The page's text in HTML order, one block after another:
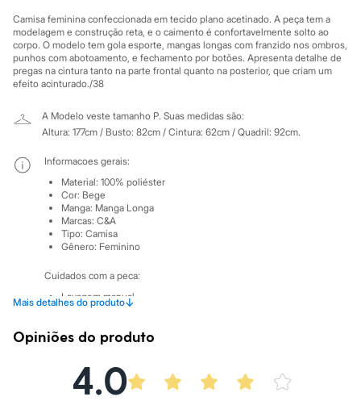
Clock House
Mindset
Sawary
Yessica
Moda esportiva
Acessórios
Calçados
Leggings
Tops
Moda íntima
Calcinhas
Cintas e Modeladores
Pijamas
Sutiãs e Tops
Biquínis
Maiôs
Saídas de praia
Plus size
Casacos e Jaquetas
Camisa feminina confeccionada em tecido plano acetinado. A peça tem a
modelagem e construção reta, e o caimento é confortavelmente solto ao
corpo. O modelo tem gola esporte, mangas longas com franzido nos ombros,
punhos com abotoamento, e fechamento por botões. Apresenta detalhe de
pregas na cintura tanto na parte frontal quanto na posterior, que criam um
efeito acinturado./38
A Modelo veste tamanho P. Suas medidas são:
Altura: 177cm / Busto: 82cm / Cintura: 62cm / Quadril: 92cm.
Mais detalhes do produto↓
Informacoes gerais:
Material: 100% poliéster
Cor: Bege
Manga: Manga Longa
Marcas: C&A
Tipo: Camisa
Gênero: Feminino
Cuidados com a peca:
Lavagem manual.
Não alvejar.
Secar na vertical.
Passar em temperatura média.
Não limpar a úmido.
Opiniões do produto
4.0